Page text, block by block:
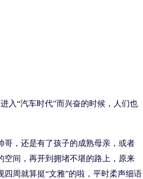
入“汽车时代”而兴奋的时候，人们也
，还是有了孩子的成熟母亲，或者
空间，再开到拥堵不堪的路上，原来
周就算挺“文雅”的啦，平时柔声细语